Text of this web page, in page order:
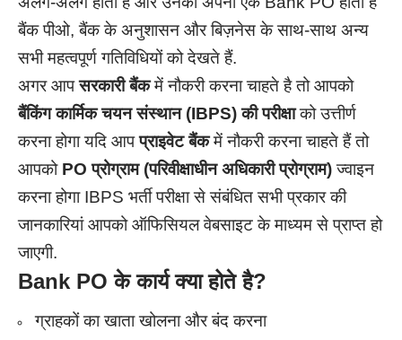
बैंक पीओ, बैंक के अनुशासन और बिज़नेस के साथ-साथ अन्य
सभी महत्वपूर्ण गतिविधियों को देखते हैं.
अगर आपसरकारी बैंकमें नौकरी करना चाहते है तो आपको
बैंकिंग कार्मिक चयन संस्थान (IBPS)की परीक्षाको उत्तीर्ण
करना होगा यदि आपप्राइवेट बैंकमें नौकरी करना चाहते हैं तो
आपको POप्रोग्राम (परिवीक्षाधीन अधिकारी प्रोग्राम)ज्वाइन
करना होगा IBPS भर्ती परीक्षा से संबंधित सभी प्रकार की
जानकारियां आपको ऑफिसियल वेबसाइट के माध्यम से प्राप्त हो
जाएगी.
Bank PO के कार्य क्या होते है?
ग्राहकों का खाता खोलना और बंद करना